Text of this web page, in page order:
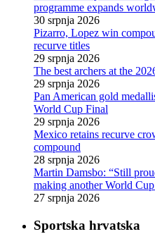
programme expands
30 srpnja 2026
Pizarro, Lopez win
recurve titles
29 srpnja 2026
The best archers at the
29 srpnja 2026
Pan American gold
World Cup Final
29 srpnja 2026
Mexico retains recurve
compound
28 srpnja 2026
Martin Damsbo: “Still
making another World
27 srpnja 2026
Sportska hrvatska